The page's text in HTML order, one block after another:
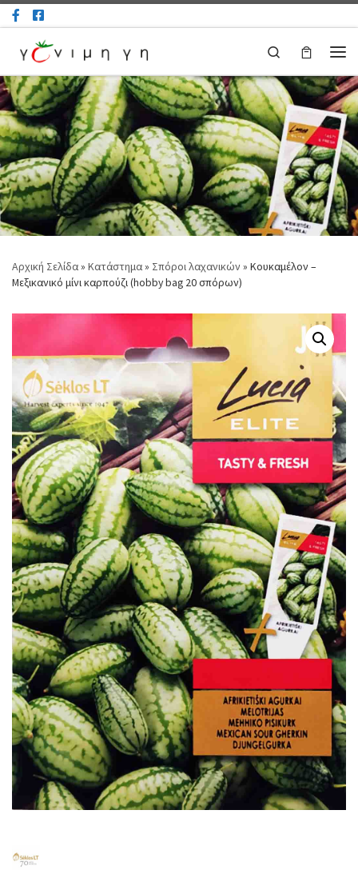
Μετάβαση στο περιεχόμενο
Search
Αρχική Σελίδα» Κατάστημα» Σπόροι λαχανικών» Κουκαμέλον –
Mεξικανικό μίνι καρπούζι (hobby bag 20 σπόρων)